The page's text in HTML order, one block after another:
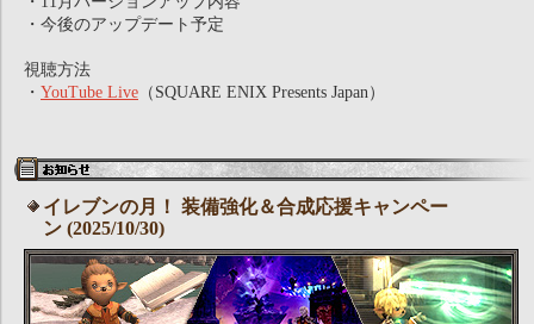
・今後のアップデート予定
視聴方法
・ YouTube Live （SQUARE ENIX Presents Japan）
イレブンの月！ 装備強化＆合成応援キャンペー
ン (2025/10/30)